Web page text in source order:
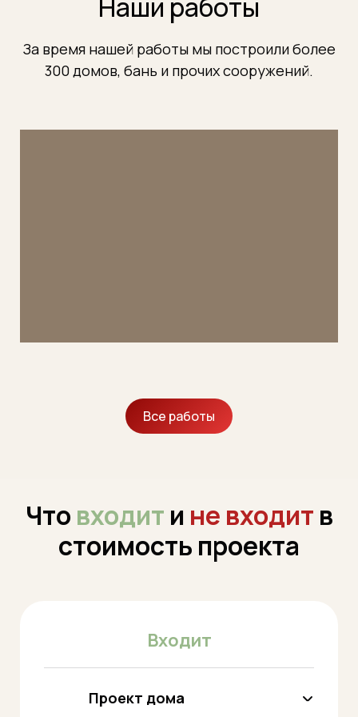
Наши работы
За время нашей работы мы построили более
300 домов, бань и прочих сооружений.
Все работы
Что входит и не входит в
стоимость проекта
Входит
Проект дома